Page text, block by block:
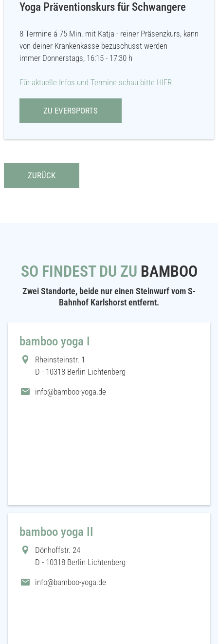
Yoga Präventionskurs für Schwangere
8 Termine á 75 Min. mit Katja - reiner Präsenzkurs, kann
von deiner Krankenkasse bezuschusst werden
immer Donnerstags, 16:15 - 17:30 h
Für aktuelle Infos und Termine schau bitte HIER
ZU EVERSPORTS
ZURÜCK
SO FINDEST DU ZU BAMBOO
Zwei Standorte, beide nur einen Steinwurf vom S-
Bahnhof Karlshorst entfernt.
bamboo yoga I
Rheinsteinstr. 1
D - 10318 Berlin Lichtenberg
info@bamboo-yoga.de
bamboo yoga II
Dönhoffstr. 24
D - 10318 Berlin Lichtenberg
info@bamboo-yoga.de